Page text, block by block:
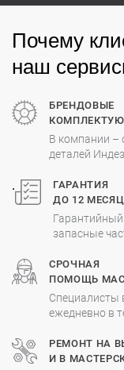
Почему
наш
БРЕНДОВЫЕ
В компании –
деталей
.
ГАРАНТИЯ
ДО 12
запасные
СРОЧНАЯ
ПОМОЩЬ
Специалисты
ежедневно в
РЕМОНТ НА
И В